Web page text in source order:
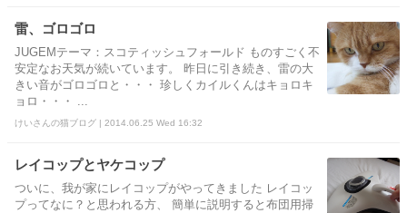
雷、ゴロゴロ
JUGEMテーマ：スコティッシュフォールド ものすごく不
安定なお天気が続いています。 昨日に引き続き、雷の大
きい音がゴロゴロと・・・ 珍しくカイルくんはキョロキ
ョロ・・・ ...
けいさんの猫ブログ | 2014.06.25 Wed 16:32
レイコップとヤケコップ
ついに、我が家にレイコップがやってきました レイコッ
プってなに？と思われる方、 簡単に説明すると布団用掃